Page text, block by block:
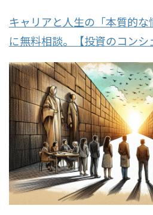
キャリアと人生の「本質的
に無料相談。【投資のコンシ